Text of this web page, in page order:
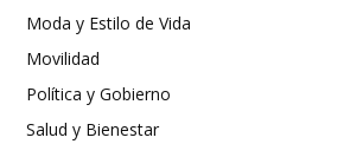
Moda y Estilo de Vida
Movilidad
Política y Gobierno
Salud y Bienestar